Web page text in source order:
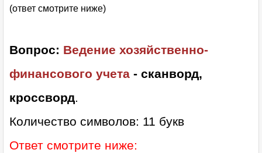
(ответ смотрите ниже)
Вопрос: Ведение хозяйственно-
финансового учета - сканворд,
кроссворд.
Количество символов: 11 букв
Ответ смотрите ниже: